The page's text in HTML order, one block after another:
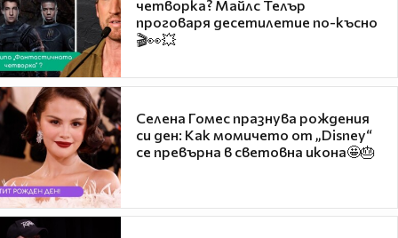
четворка? Майлс Телър
проговаря десетилетие по-късно
🎬👀💥
Селена Гомес празнува рождения
си ден: Как момичето от „Disney“
се превърна в световна икона🤩🎂